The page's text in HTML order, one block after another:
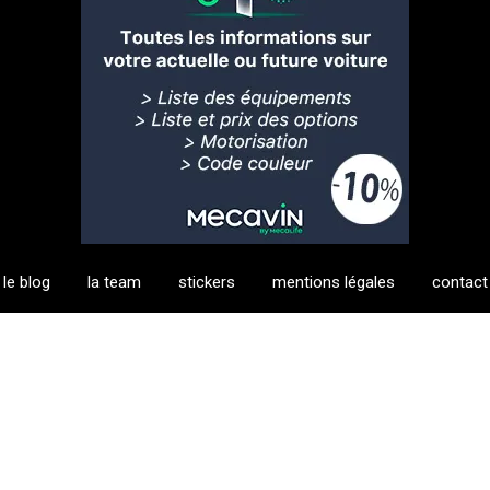
le blog la team stickers mentions légales contact